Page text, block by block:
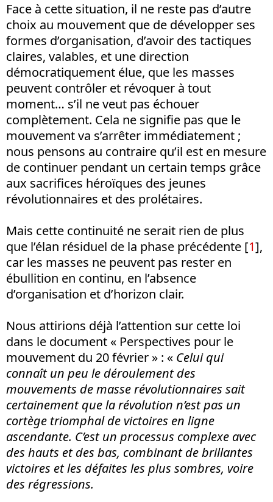
Face à cette situation, il ne reste pas d’autre
choix au mouvement que de développer ses
formes d’organisation, d’avoir des tactiques
claires, valables, et une direction
démocratiquement élue, que les masses
peuvent contrôler et révoquer à tout
moment… s’il ne veut pas échouer
complètement. Cela ne signifie pas que le
mouvement va s’arrêter immédiatement ;
nous pensons au contraire qu’il est en mesure
de continuer pendant un certain temps grâce
aux sacrifices héroïques des jeunes
révolutionnaires et des prolétaires.
Mais cette continuité ne serait rien de plus
que l’élan résiduel de la phase précédente [1],
car les masses ne peuvent pas rester en
ébullition en continu, en l’absence
d’organisation et d’horizon clair.
Nous attirions déjà l’attention sur cette loi
dans le document « Perspectives pour le
mouvement du 20 février » : « Celui qui
connaît un peu le déroulement des
mouvements de masse révolutionnaires sait
certainement que la révolution n’est pas un
cortège triomphal de victoires en ligne
ascendante. C’est un processus complexe avec
des hauts et des bas, combinant de brillantes
victoires et les défaites les plus sombres, voire
des régressions.